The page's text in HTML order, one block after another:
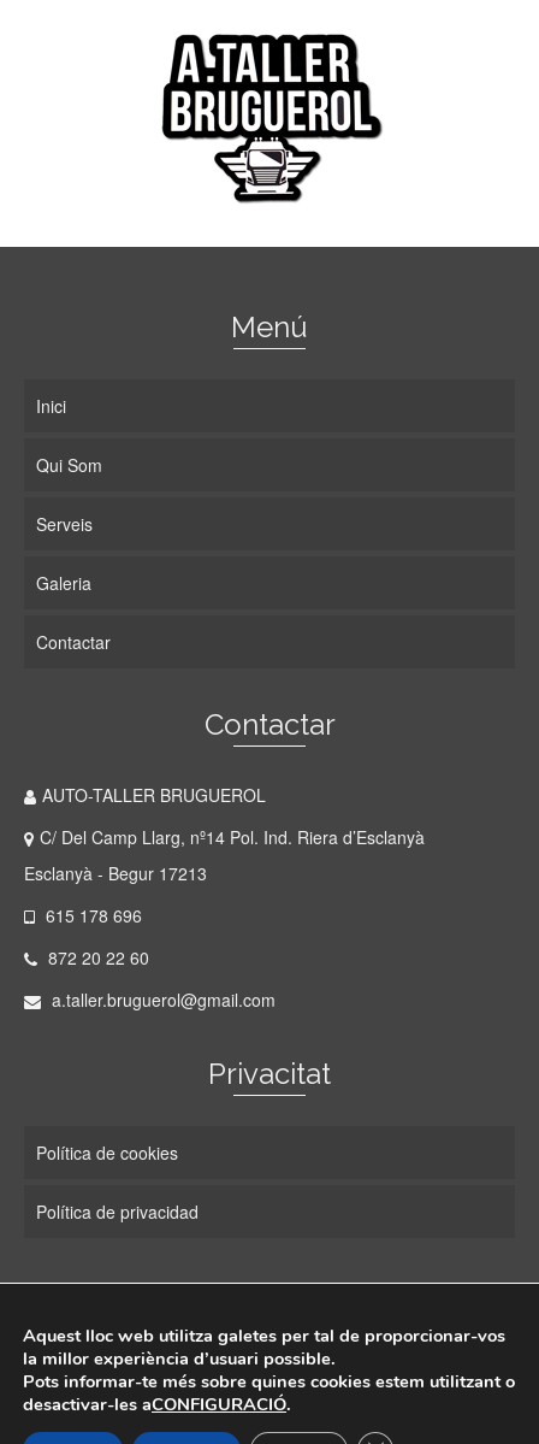
Menú
Inici
Qui Som
Serveis
Galeria
Contactar
Contactar
AUTO-TALLER BRUGUEROL
C/ Del Camp Llarg, nº14 Pol. Ind. Riera d’Esclanyà
Esclanyà - Begur 17213
615 178 696
872 20 22 60
a.taller.bruguerol@gmail.com
Privacitat
Política de cookies
Política de privacidad
Xarxes Socials
Aquest lloc web utilitza galetes per tal de proporcionar-vos
la millor experiència d’usuari possible.
Pots informar-te més sobre quines cookies estem utilitzant o
desactivar-les aCONFIGURACIÓ.